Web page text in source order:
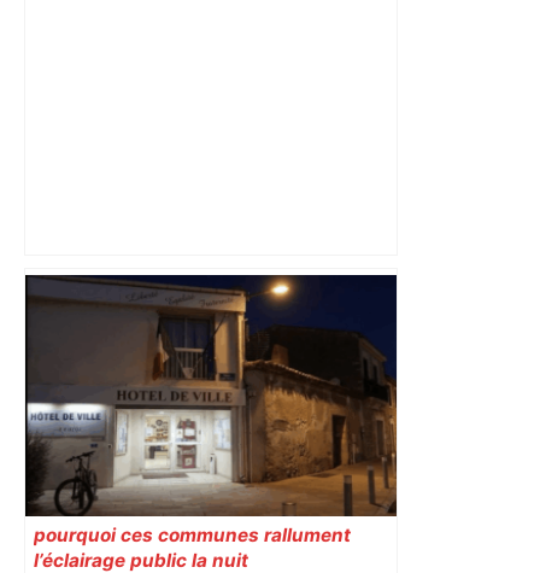
"C’est l’une des plus fortes
fréquentations du circuit" : Toulouse
est-elle la capitale du poker amateur –
ladepeche.fr
pourquoi ces communes rallument
l’éclairage public la nuit